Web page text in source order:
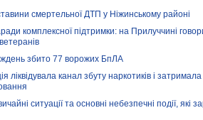
смертельної ДТП у Ніжинському районі
комплексної підтримки: на Прилуччині
збито 77 ворожих БпЛА
ліквідувала канал збуту наркотиків і
ситуації та основні небезпечні події, які